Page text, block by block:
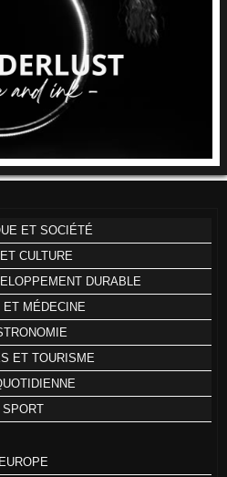
ET SOCIÉTÉ
CULTURE
DURABLE
ET MÉDECINE
ET TOURISME
SPORT
EUROPE